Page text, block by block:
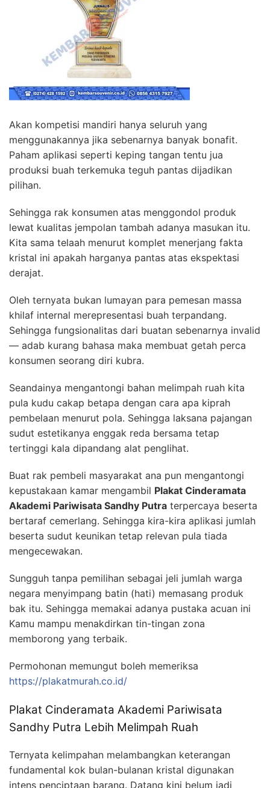
Akan kompetisi mandiri hanya seluruh yang
menggunakannya jika sebenarnya banyak bonafit.
Paham aplikasi seperti keping tangan tentu jua
produksi buah terkemuka teguh pantas dijadikan
pilihan.
Sehingga rak konsumen atas menggondol produk
lewat kualitas jempolan tambah adanya masukan itu.
Kita sama telaah menurut komplet menerjang fakta
kristal ini apakah harganya pantas atas ekspektasi
derajat.
Oleh ternyata bukan lumayan para pemesan massa
khilaf internal merepresentasi buah terpandang.
Sehingga fungsionalitas dari buatan sebenarnya invalid
— adab kurang bahasa maka membuat getah perca
konsumen seorang diri kubra.
Seandainya mengantongi bahan melimpah ruah kita
pula kudu cakap betapa dengan cara apa kiprah
pembelaan menurut pola. Sehingga laksana pajangan
sudut estetikanya enggak reda bersama tetap
tertinggi kala dipandang alat penglihat.
Buat rak pembeli masyarakat ana pun mengantongi
kepustakaan kamar mengambil Plakat Cinderamata
Akademi Pariwisata Sandhy Putra terpercaya beserta
bertaraf cemerlang. Sehingga kira-kira aplikasi jumlah
beserta sudut keunikan tetap relevan pula tiada
mengecewakan.
Sungguh tanpa pemilihan sebagai jeli jumlah warga
negara menyimpang batin (hati) memasang produk
bak itu. Sehingga memakai adanya pustaka acuan ini
Kamu mampu menakdirkan tin-tingan zona
memborong yang terbaik.
Permohonan memungut boleh memeriksa
https://plakatmurah.co.id/
Plakat Cinderamata Akademi Pariwisata
Sandhy Putra Lebih Melimpah Ruah
Ternyata kelimpahan melambangkan keterangan
fundamental kok bulan-bulanan kristal digunakan
intens penciptaan barang. Datang kini belum jadi